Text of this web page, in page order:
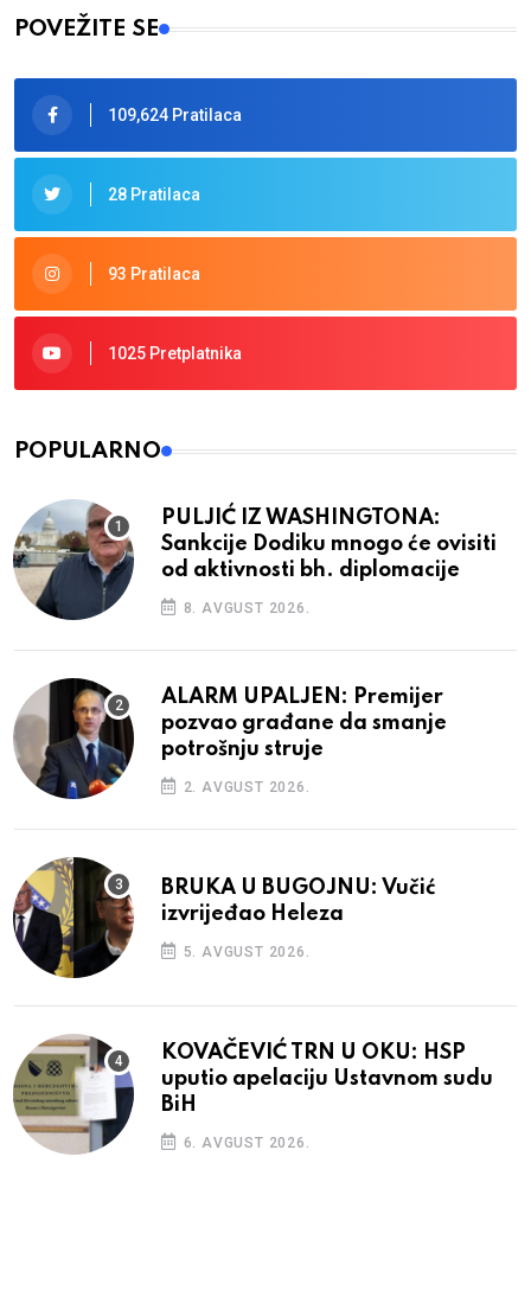
POVEŽITE SE
109,624 Pratilaca
28 Pratilaca
93 Pratilaca
1025 Pretplatnika
POPULARNO
PULJIĆ IZ WASHINGTONA:
Sankcije Dodiku mnogo će ovisiti
od aktivnosti bh. diplomacije
8. AVGUST 2026.
ALARM UPALJEN: Premijer
pozvao građane da smanje
potrošnju struje
2. AVGUST 2026.
BRUKA U BUGOJNU: Vučić
izvrijeđao Heleza
5. AVGUST 2026.
KOVAČEVIĆ TRN U OKU: HSP
uputio apelaciju Ustavnom sudu
BiH
6. AVGUST 2026.